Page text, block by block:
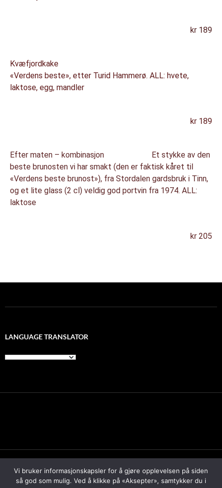
kr 189
Kvæfjordkake
«Verdens beste», etter Turid Hammerø. ALL: hvete,
laktose, egg, mandler
kr 189
Efter maten – kombinasjon Et stykke av den
beste brunosten vi har smakt (den er faktisk kåret til
«Verdens beste brunost»), fra Stordalen gardsbruk i Tinn,
og et lite glass (2 cl) veldig god portvin fra 1974. ALL:
laktose
kr 205
LANGUAGE TRANSLATOR
Copyright © 2000 All rights reserved- Restaurant Schrøder
Vi bruker informasjonskapsler for å gjøre opplevelsen på siden
så god som mulig. Ved å klikke på «Aksepter», samtykker du i